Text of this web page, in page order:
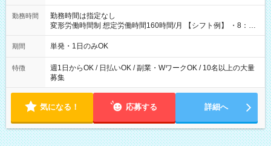
勤務時間
勤務時間は指定なし
変形労働時間制 想定労働時間160時間/月 【シフト例】 ・8：00
～21：00
期間 単発・1日のみOK
特徴
週1日からOK / 日払いOK / 副業・WワークOK / 10名以上の大量
募集
気になる！ 応募する 詳細へ